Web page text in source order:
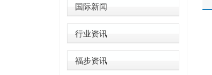
国际新闻
行业资讯
福步资讯